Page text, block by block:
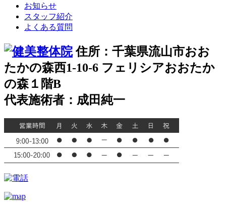
お知らせ
スタッフ紹介
よくある質問
住所：千葉県流山市おお
たかの森西1-10-6 フェリシアおおたか
の森１階B
代表施術者：成田純一